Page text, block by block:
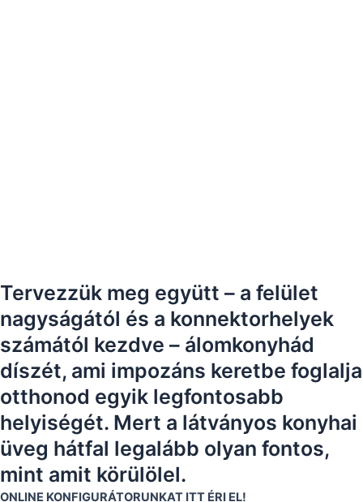
Tervezzük meg együtt – a felület
nagyságától és a konnektorhelyek
számától kezdve – álomkonyhád
díszét, ami impozáns keretbe foglalja
otthonod egyik legfontosabb
helyiségét. Mert a látványos konyhai
üveg hátfal legalább olyan fontos,
mint amit körülölel.
ONLINE KONFIGURÁTORUNKAT ITT ÉRI EL!